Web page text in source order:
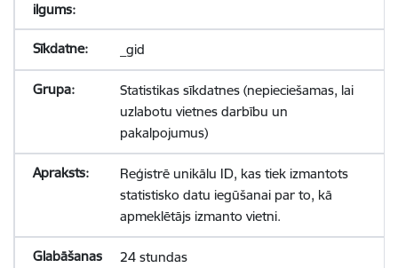
_gid
Statistikas sīkdatnes (nepieciešamas, lai
uzlabotu vietnes darbību un
pakalpojumus)
Reģistrē unikālu ID, kas tiek izmantots
statistisko datu iegūšanai par to, kā
apmeklētājs izmanto vietni.
24 stundas